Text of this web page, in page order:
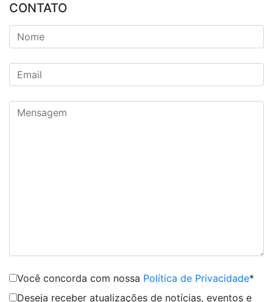
CONTATO
Você concorda com nossa Política de Privacidade*
Deseja receber atualizações de notícias, eventos e